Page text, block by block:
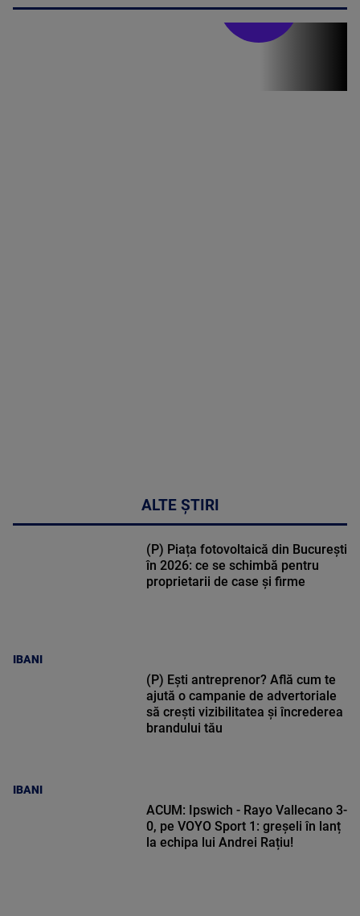
ALTE ȘTIRI
IBANI
(P) Piața fotovoltaică din București
în 2026: ce se schimbă pentru
proprietarii de case și firme
IBANI
(P) Ești antreprenor? Află cum te
ajută o campanie de advertoriale
să crești vizibilitatea și încrederea
brandului tău
ACUM: Ipswich - Rayo Vallecano 3-
0, pe VOYO Sport 1: greșeli în lanț
la echipa lui Andrei Rațiu!